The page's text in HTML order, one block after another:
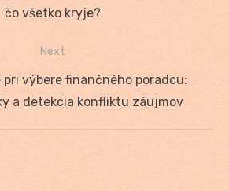
čo všetko kryje?
Next
pri výbere finančného poradcu:
a detekcia konfliktu záujmov